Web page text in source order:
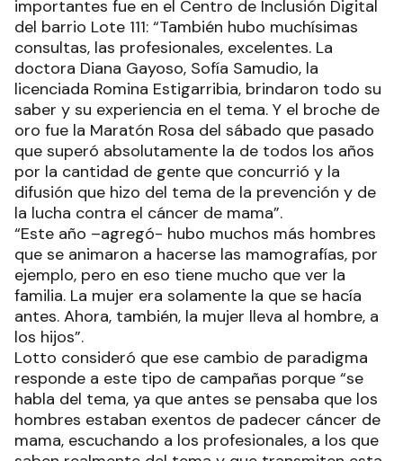
importantes fue en el Centro de Inclusión Digital
del barrio Lote 111: “También hubo muchísimas
consultas, las profesionales, excelentes. La
doctora Diana Gayoso, Sofía Samudio, la
licenciada Romina Estigarribia, brindaron todo su
saber y su experiencia en el tema. Y el broche de
oro fue la Maratón Rosa del sábado que pasado
que superó absolutamente la de todos los años
por la cantidad de gente que concurrió y la
difusión que hizo del tema de la prevención y de
la lucha contra el cáncer de mama”.
“Este año –agregó- hubo muchos más hombres
que se animaron a hacerse las mamografías, por
ejemplo, pero en eso tiene mucho que ver la
familia. La mujer era solamente la que se hacía
antes. Ahora, también, la mujer lleva al hombre, a
los hijos”.
Lotto consideró que ese cambio de paradigma
responde a este tipo de campañas porque “se
habla del tema, ya que antes se pensaba que los
hombres estaban exentos de padecer cáncer de
mama, escuchando a los profesionales, a los que